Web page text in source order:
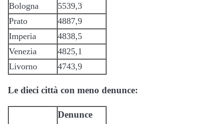
Bologna
5539,3
Prato
4887,9
Imperia
4838,5
Venezia
4825,1
Livorno
4743,9
Le dieci città con meno denunce:
Denunce